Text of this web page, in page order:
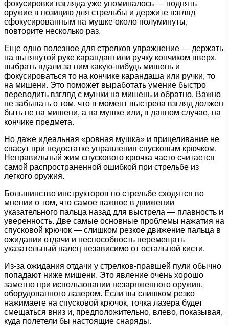
фокусировки взгляда уже упоминалось — поднять
оружие в позицию для стрельбы и держите взгляд
сфокусированным на мушке около полуминуты,
повторите несколько раз.
Еще одно полезное для стрелков упражнение — держать
на вытянутой руке карандаш или ручку кончиком вверх,
выбрать вдали за ним какую-нибудь мишень и
фокусироваться то на кончике карандаша или ручки, то
на мишени. Это поможет выработать умение быстро
переводить взгляд с мушки на мишень и обратно. Важно
не забывать о том, что в момент выстрела взгляд должен
быть не на мишени, а на мушке или, в данном случае, на
кончике предмета.
Но даже идеальная «ровная мушка» и прицеливание не
спасут при недостатке управления спусковым крючком.
Неправильный жим спускового крючка часто считается
самой распространенной ошибкой при стрельбе из
легкого оружия.
Большинство инструкторов по стрельбе сходятся во
мнении о том, что самое важное в движении
указательного пальца назад для выстрела — плавность и
уверенность. Две самые основные проблемы нажатия на
спусковой крючок — слишком резкое движение пальца в
ожидании отдачи и неспособность перемещать
указательный палец независимо от остальной кисти.
Из-за ожидания отдачи у стрелков-правшей пули обычно
попадают ниже мишени. Это явление очень хорошо
заметно при использовании незаряженного оружия,
оборудованного лазером. Если вы слишком резко
нажимаете на спусковой крючок, точка лазера будет
смещаться вниз и, предположительно, влево, показывая,
куда полетели бы настоящие снаряды.